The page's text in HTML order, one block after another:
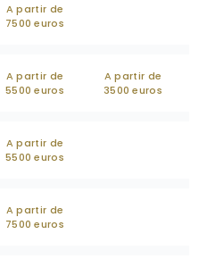
A partir de
7500 euros
A partir de
5500 euros
A partir de
3500 euros
A partir de
5500 euros
A partir de
7500 euros